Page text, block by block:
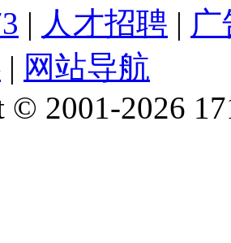
| 人才招聘 |
| 网站导航
© 2001-2026